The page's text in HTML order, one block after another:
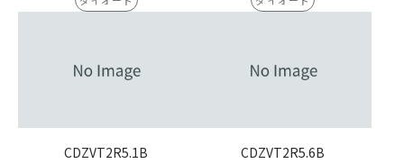
CDZVT2R5.1B
CDZVT2R5.6B